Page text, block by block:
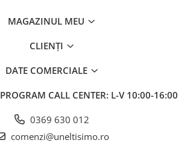
MAGAZINUL MEU
CLIENȚI
DATE COMERCIALE
PROGRAM CALL CENTER: L-V 10:00-16:00
0369 630 012
comenzi@uneltisimo.ro